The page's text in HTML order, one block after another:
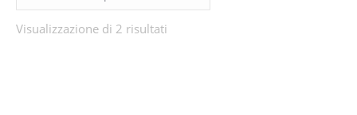
Visualizzazione di 2 risultati